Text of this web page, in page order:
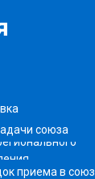
союза
приема в союз